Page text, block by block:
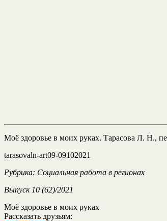
Моё здоровье в моих руках. Тарасова Л. Н.,
tarasovaln-art09-09102021
Рубрика: Социальная работа в регионах
Выпуск 10 (62)/2021
Моё здоровье в моих руках
Рассказать друзьям: